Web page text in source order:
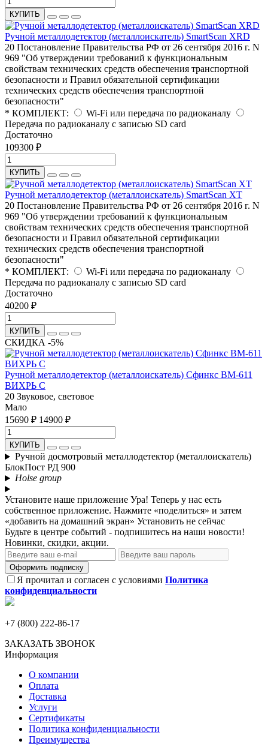
КУПИТЬ
Ручной металлодетектор (металлоискатель) SmartScan ХRD
20 Постановление Правительства РФ от 26 сентября 2016 г. N
969 "Об утверждении требований к функциональным
свойствам технических средств обеспечения транспортной
безопасности и Правил обязательной сертификации
технических средств обеспечения транспортной
безопасности"
* КОМПЛЕКТ:
Wi-Fi или передача по радиоканалу
Передача по радиоканалу c записью SD card
Достаточно
109300 ₽
КУПИТЬ
Ручной металлодетектор (металлоискатель) SmartScan XT
20 Постановление Правительства РФ от 26 сентября 2016 г. N
969 "Об утверждении требований к функциональным
свойствам технических средств обеспечения транспортной
безопасности и Правил обязательной сертификации
технических средств обеспечения транспортной
безопасности"
* КОМПЛЕКТ:
Wi-Fi или передача по радиоканалу
Передача по радиоканалу c записью SD card
Достаточно
40200 ₽
КУПИТЬ
СКИДКА -5%
Ручной металлодетектор (металлоискатель) Сфинкс BM-611
ВИХРЬ С
20 Звуковое, световое
Мало
15690 ₽ 14900 ₽
КУПИТЬ
Ручной досмотровый металлодетектор (металлоискатель)
БлокПост РД 900
Holse group
Установите наше приложение Ура! Теперь у нас есть
собственное приложение. Нажмите «поделиться» и затем
«добавить на домашний экран» Установить не сейчас
Будьте в центре событий - подпишитесь на наши новости!
Новинки, скидки, акции.
Оформить подписку
Я прочитал и согласен с условиями Политика
конфиденциальности
+7 (800) 222-86-17
ЗАКАЗАТЬ ЗВОНОК
Информация
О компании
Оплата
Доставка
Услуги
Сертификаты
Политика конфиденциальности
Преимущества